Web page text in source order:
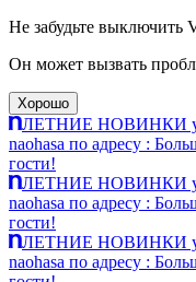
Не забудьте выключить
Он может вызвать
Хорошо
ЛЕТНИЕ НОВИНКИ
naohasa по адресу :
гости!
ЛЕТНИЕ НОВИНКИ
naohasa по адресу :
гости!
ЛЕТНИЕ НОВИНКИ
naohasa по адресу :